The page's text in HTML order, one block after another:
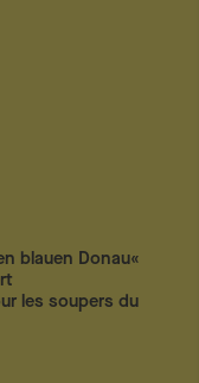
blauen Donau«
les soupers du